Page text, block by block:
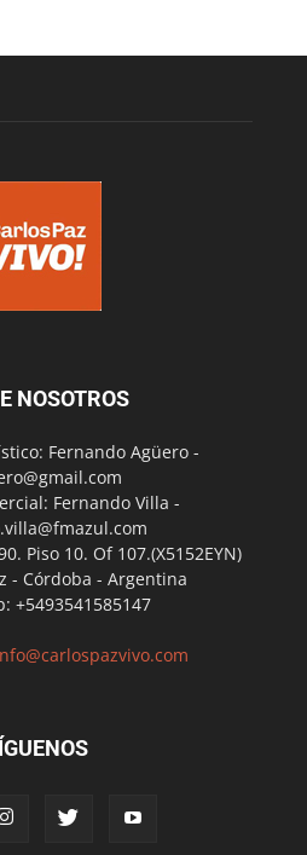
NOSOTROS
Fernando Agüero -
Fernando Villa -
Piso 10. Of 107.(X5152EYN)
- Córdoba - Argentina
+5493541585147